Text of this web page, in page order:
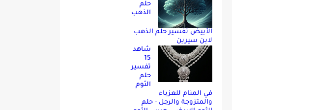
حلم
الذهب
الأبيض تفسير حلم الذهب
لابن سيرين
شاهد
15
تفسير
حلم
الثوم
في المنام للعزباء
والمتزوجة والرجل - حلم